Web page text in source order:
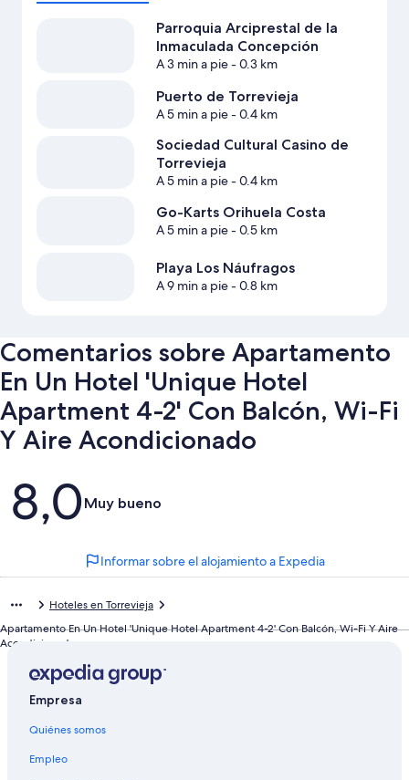
Parroquia Arciprestal de la
Inmaculada Concepción
A 3 min a pie- 0.3 km
Puerto de Torrevieja
A 5 min a pie- 0.4 km
Sociedad Cultural Casino de
Torrevieja
A 5 min a pie- 0.4 km
Go-Karts Orihuela Costa
A 5 min a pie- 0.5 km
Playa Los Náufragos
A 9 min a pie- 0.8 km
Comentarios sobre Apartamento
En Un Hotel 'Unique Hotel
Apartment 4-2' Con Balcón, Wi-Fi
Y Aire Acondicionado
Comentarios
8,0Muy bueno
Informar sobre el alojamiento a Expedia
Hoteles en Torrevieja
Apartamento En Un Hotel 'Unique Hotel Apartment 4-2' Con Balcón, Wi-Fi Y Aire
Acondicionado
Empresa
Quiénes somos
Empleo